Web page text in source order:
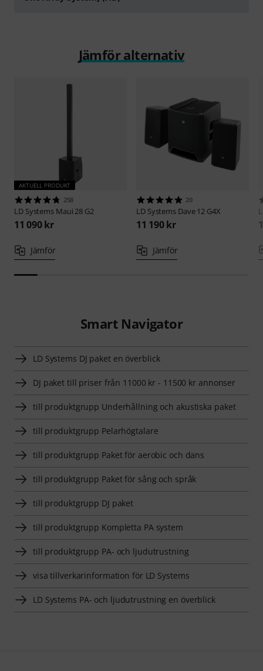
Jämför alternativ
AKTUELL PRODUKT
258
LD Systems Maui 28 G2
11 090 kr
Jämför
20
LD Systems Dave 12 G4X
11 190 kr
Jämför
Smart Navigator
LD Systems DJ paket en överblick
DJ paket till priser från 11000 kr - 11500 kr annonser
till produktgrupp Underhållning och akustiska paket
till produktgrupp Pelarhögtalare
till produktgrupp Paket för aerobic och dans
till produktgrupp Paket för sång och språk
till produktgrupp DJ paket
till produktgrupp Kompletta PA system
till produktgrupp PA- och ljudutrustning
visa tillverkarinformation för LD Systems
LD Systems PA- och ljudutrustning en överblick